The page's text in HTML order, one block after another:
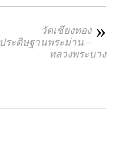
»
วัดเชียงทอง
ประดิษฐานพระม่าน –
หลวงพระบาง